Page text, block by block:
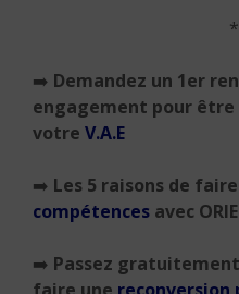
➡️ Demandez un 1er
engagement pour être
votre V.A.E
➡️ Les 5 raisons de
compétences avec
➡️ Passez